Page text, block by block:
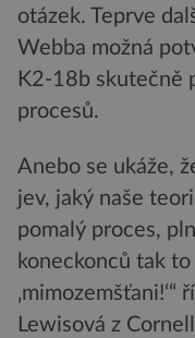
otázek. Teprve
Webba možná
K2-18b skutečně
procesů.
Anebo se ukáže,
jev, jaký naše
pomalý proces,
koneckonců tak
‚mimozemšťani!‘“
Lewisová z